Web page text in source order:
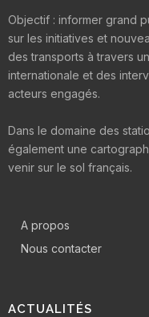
Objectif : informer grand
sur les initiatives et
des transports à travers
internationale et des
acteurs engagés.
Dans le domaine des
également une
venir sur le sol français.
A propos
Nous contacter
ACTUALITÉS